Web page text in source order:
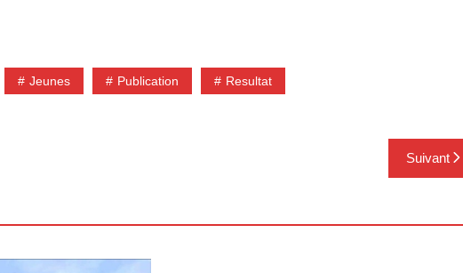
Jeunes Publication Resultat
Suivant